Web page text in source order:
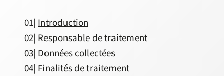
01| Introduction
02| Responsable de traitement
03| Données collectées
04| Finalités de traitement